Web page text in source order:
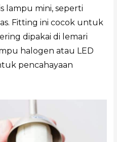
lampu mini, seperti
Fitting ini cocok untuk
dipakai di lemari
halogen atau LED
pencahayaan